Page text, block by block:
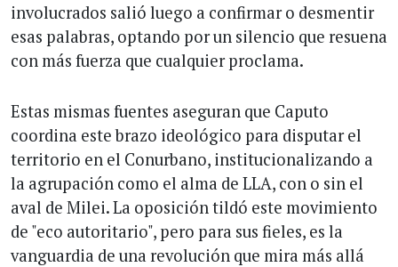
involucrados salió luego a confirmar o desmentir
esas palabras, optando por un silencio que resuena
con más fuerza que cualquier proclama.
Estas mismas fuentes aseguran que Caputo
coordina este brazo ideológico para disputar el
territorio en el Conurbano, institucionalizando a
la agrupación como el alma de LLA, con o sin el
aval de Milei. La oposición tildó este movimiento
de "eco autoritario", pero para sus fieles, es la
vanguardia de una revolución que mira más allá